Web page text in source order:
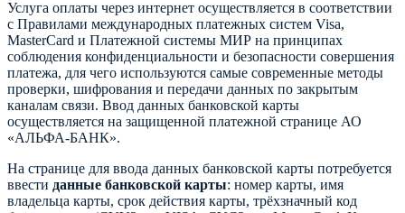
Услуга оплаты через интернет осуществляется в соответствии
с Правилами международных платежных систем Visa,
MasterCard и Платежной системы МИР на принципах
соблюдения конфиденциальности и безопасности совершения
платежа, для чего используются самые современные методы
проверки, шифрования и передачи данных по закрытым
каналам связи. Ввод данных банковской карты
осуществляется на защищенной платежной странице АО
«АЛЬФА-БАНК».
На странице для ввода данных банковской карты потребуется
ввести данные банковской карты: номер карты, имя
владельца карты, срок действия карты, трёхзначный код